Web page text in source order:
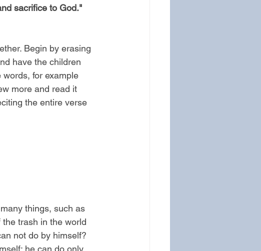
sacrifice to God."
Begin by erasing
have the children
for example
more and read it
the entire verse
things, such as
the trash in the world
not do by himself?
he can do only